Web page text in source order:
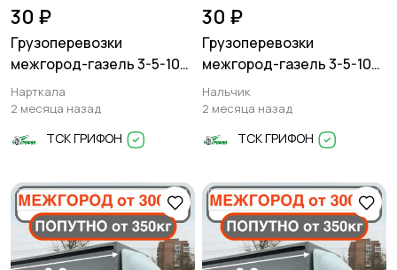
30 ₽
Грузоперевозки
межгород-газель 3-5-10
тонн
Нарткала
2 месяца назад
ТСК ГРИФОН
30 ₽
Грузоперевозки
межгород-газель 3-5-10
тонн
Нальчик
2 месяца назад
ТСК ГРИФОН